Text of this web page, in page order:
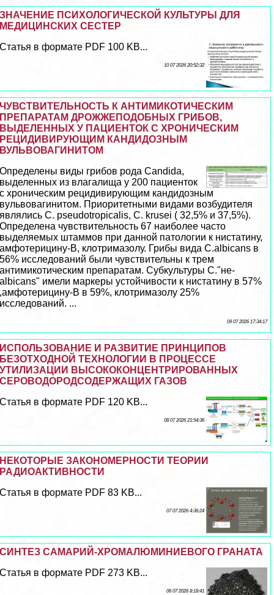
ЗНАЧЕНИЕ ПСИХОЛОГИЧЕСКОЙ КУЛЬТУРЫ ДЛЯ
МЕДИЦИНСКИХ СЕСТЕР
Статья в формате PDF 100 KB...
10 07 2026 20:52:32
ЧУВСТВИТЕЛЬНОСТЬ К АНТИМИКОТИЧЕСКИМ
ПРЕПАРАТАМ ДРОЖЖЕПОДОБНЫХ ГРИБОВ,
ВЫДЕЛЕННЫХ У ПАЦИЕНТОК С ХРОНИЧЕСКИМ
РЕЦИДИВИРУЮЩИМ КАНДИДОЗНЫМ
ВУЛЬВОВАГИНИТОМ
Определены виды грибов рода Candida,
выделенных из влагалища у 200 пациенток
с хроническим рецидивирующим кандидозным
вульвовaгинитом. Приоритетными видами возбудителя
являлись С. pseudotropicаlis, C. krusei ( 32,5% и 37,5%).
Определена чувствительность 67 наиболее часто
выделяемых штаммов при данной патологии к нистатину,
амфотерицину-В, клотримaзoлу. Грибы вида C.albicans в
56% исследований были чувствительны к трем
антимикотическим препаратам. Субкультуры С."не-
albicans" имели маркеры устойчивости к нистатину в 57%
,амфотерицину-В в 59%, клотримaзoлу 25%
исследований. ...
09 07 2026 17:34:17
ИСПОЛЬЗОВАНИЕ И РАЗВИТИЕ ПРИНЦИПОВ
БЕЗОТХОДНОЙ ТЕХНОЛОГИИ В ПРОЦЕССЕ
УТИЛИЗАЦИИ ВЫСОКОКОНЦЕНТРИРОВАННЫХ
СЕРОВОДОРОДСОДЕРЖАЩИХ ГАЗОВ
Статья в формате PDF 120 KB...
08 07 2026 21:54:36
НЕКОТОРЫЕ ЗАКОНОМЕРНОСТИ ТЕОРИИ
РАДИОАКТИВНОСТИ
Статья в формате PDF 83 KB...
07 07 2026 4:36:24
СИНТЕЗ САМАРИЙ-ХРОМАЛЮМИНИЕВОГО ГРАНАТА
Статья в формате PDF 273 KB...
06 07 2026 8:18:41